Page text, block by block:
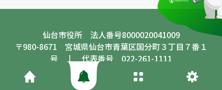
仙台市役所 法人番号8000020041009
〒980-8671 宮城県仙台市青葉区国分町３丁目７番１
号 丨 代表番号 022-261-1111